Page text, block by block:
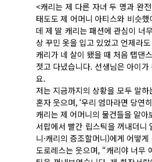
<캐리는 제 다른 자녀 두 명과 완
태도도 제 어머니 아티스와 비슷
데 제 딸 캐리는 패션에 관심이 너
상 꾸민 옷을 입고 있었고 언제라
캐리가 네 살이 됐을 때 처음 탭댄
젓고 다녔습니다. 선생님은 아이
요.
저는 지금까지의 상황을 모두 말
혼자 웃으며, ‘우리 엄마라면 당연
캐리는 제 어머니의 물건들을 알
서랍에서 빨간 립스틱을 꺼내더니
니·캐리의 증조할머니)에게 어떻
도로레스는 웃으며, “캐리야 너무